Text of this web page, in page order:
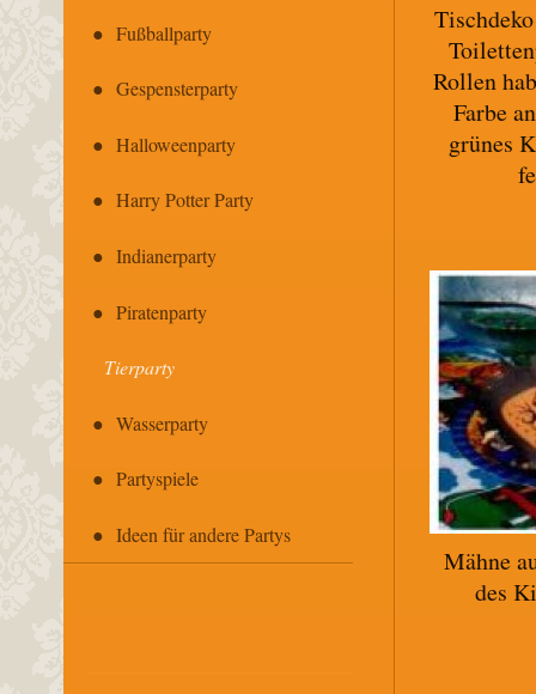
Rollen
Farbe
grünes
Mähne
des
Fußballparty
Gespensterparty
Halloweenparty
Harry Potter Party
Indianerparty
Piratenparty
Tierparty
Wasserparty
Partyspiele
Ideen für andere Partys